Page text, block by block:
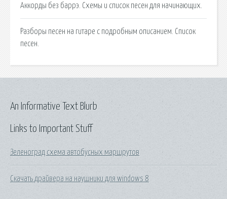
Аккорды без баррэ. Схемы и список песен для начинающих.
Разборы песен на гитаре с подробным описанием. Список
песен.
Links to Important Stuff
Зеленоград схема автобусных маршрутов
Скачать драйвера на наушники для windows 8
An Informative Text Blurb